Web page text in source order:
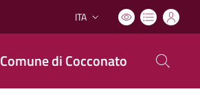
Lingua attiva:
ITA
Comune di Cocconato